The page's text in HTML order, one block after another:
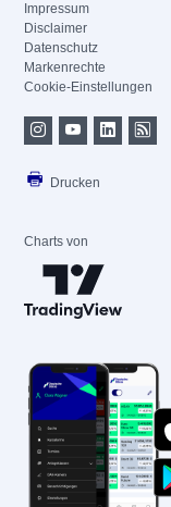
Impressum
Disclaimer
Datenschutz
Markenrechte
Cookie-Einstellungen
Drucken
Charts von